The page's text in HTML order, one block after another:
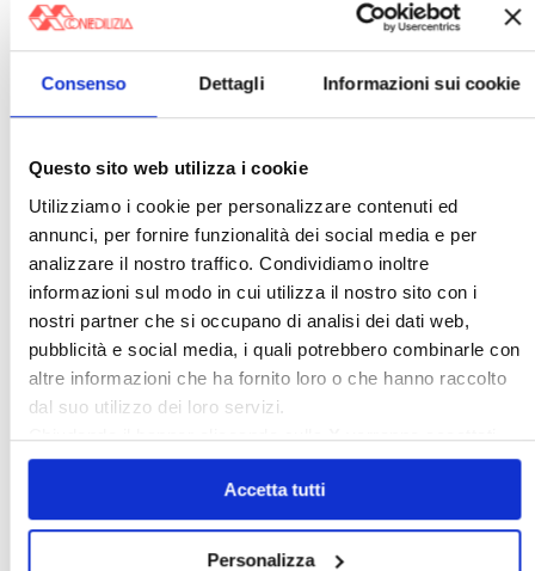
Consenso Dettagli Informazioni sui cookie
Questo sito web utilizza i cookie
Utilizziamo i cookie per personalizzare contenuti ed
annunci, per fornire funzionalità dei social media e per
analizzare il nostro traffico. Condividiamo inoltre
informazioni sul modo in cui utilizza il nostro sito con i
nostri partner che si occupano di analisi dei dati web,
pubblicità e social media, i quali potrebbero combinarle con
altre informazioni che ha fornito loro o che hanno raccolto
dal suo utilizzo dei loro servizi.
Chiudendo il banner cliccando sullaXverranno accettati
solo i cookie necessari.
Accetta tutti
Personalizza
Condominio
Confedilizia.EU
Detrazioni Edilizie
Dirittiproprietà
Libero Mercato
Monolocali
New York
Nudaproprietà
Prezzi Case
Prima Casa
Proprietari Casa
Rendite Catastali
Rivoluzioneliberale
Ruderi
Sicurezza
Sommerso
Sunia
Trasferimenti
Valore Case